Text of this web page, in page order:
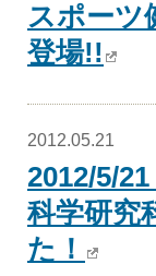
スポーツ
登場!!
2012.05.21
2012/5/
科学研究
た！